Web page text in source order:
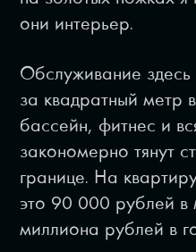
они интерьер.
Обслуживание
за квадратный метр
бассейн, фитнес и
закономерно тянут
границе. На
это 90 000 рублей в
миллиона рублей в